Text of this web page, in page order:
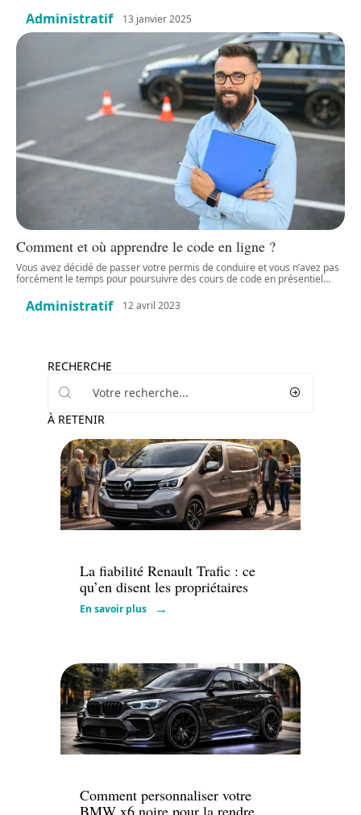
Administratif 13 janvier 2025
Comment et où apprendre le code en ligne ?
Vous avez décidé de passer votre permis de conduire et vous n’avez pas
forcément le temps pour poursuivre des cours de code en présentiel…
Administratif 12 avril 2023
RECHERCHE
À RETENIR
Voiture
La fiabilité Renault Trafic : ce
qu’en disent les propriétaires
En savoir plus
Actu
Comment personnaliser votre